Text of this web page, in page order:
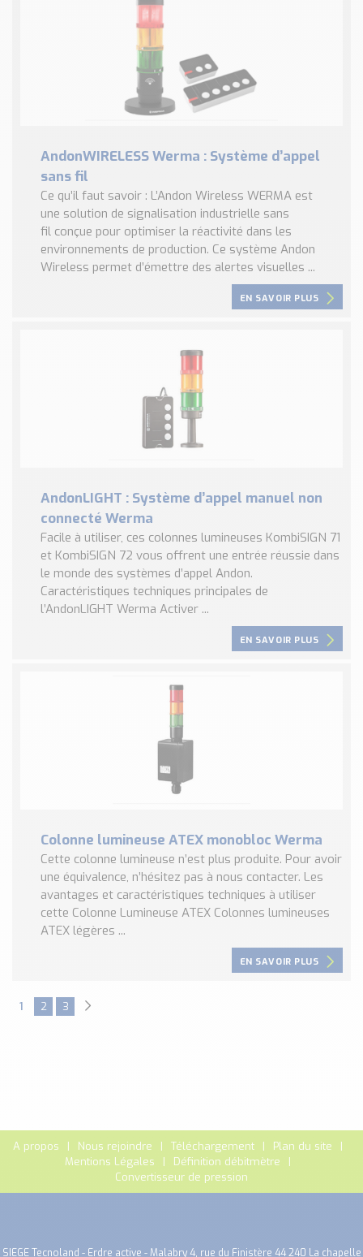
AndonWIRELESS Werma : Système d’appel
sans fil
Ce qu’il faut savoir : L’Andon Wireless WERMA est
une solution de signalisation industrielle sans
fil conçue pour optimiser la réactivité dans les
environnements de production. Ce système Andon
Wireless permet d’émettre des alertes visuelles ...
EN SAVOIR PLUS
AndonLIGHT : Système d’appel manuel non
connecté Werma
Facile à utiliser, ces colonnes lumineuses KombiSIGN 71
et KombiSIGN 72 vous offrent une entrée réussie dans
le monde des systèmes d’appel Andon.
Caractéristiques techniques principales de
l’AndonLIGHT Werma Activer ...
EN SAVOIR PLUS
Colonne lumineuse ATEX monobloc Werma
Cette colonne lumineuse n’est plus produite. Pour avoir
une équivalence, n’hésitez pas à nous contacter. Les
avantages et caractéristiques techniques à utiliser
cette Colonne Lumineuse ATEX Colonnes lumineuses
ATEX légères ...
EN SAVOIR PLUS
1 2 3
A propos Nous rejoindre Téléchargement
Plan du site
Mentions Légales
Définition débitmètre
Convertisseur de pression
SIEGE Tecnoland - Erdre active - Malabry 4, rue du Finistère 44 240 La chapelle